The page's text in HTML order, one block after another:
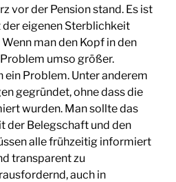
vor der Pension stand. Es ist
der eigenen Sterblichkeit
man den Kopf in den
umso größer.
ein Problem. Unter anderem
gegründet, ohne dass die
wurden. Man sollte das
der Belegschaft und den
alle frühzeitig informiert
transparent zu
auch in